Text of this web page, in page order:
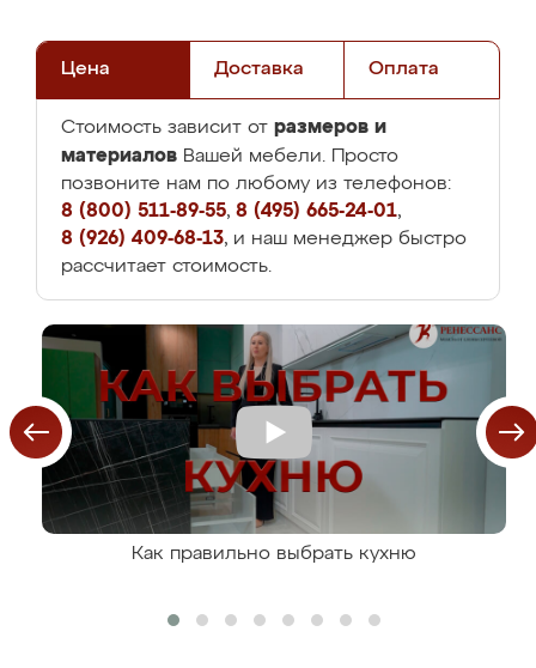
Цена Доставка Оплата
Стоимость зависит от размеров и
материалов Вашей мебели. Просто
позвоните нам по любому из телефонов:
8 (800) 511-89-55, 8 (495) 665-24-01,
8 (926) 409-68-13, и наш менеджер быстро
рассчитает стоимость.
Как правильно выбрать кухню